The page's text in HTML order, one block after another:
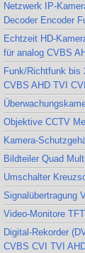
Netzwerk IP-
Decoder Encoder
Echtzeit HD-
für analog CVBS
Funk/Richtfunk bis
CVBS AHD TVI
Objektive CCTV
Kamera-
Bildteiler Quad
Umschalter
Signalübertragung
Video-Monitore
Digital-Rekorder
CVBS CVI TVI